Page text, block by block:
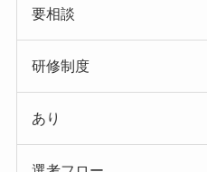
要相談
研修制度
あり